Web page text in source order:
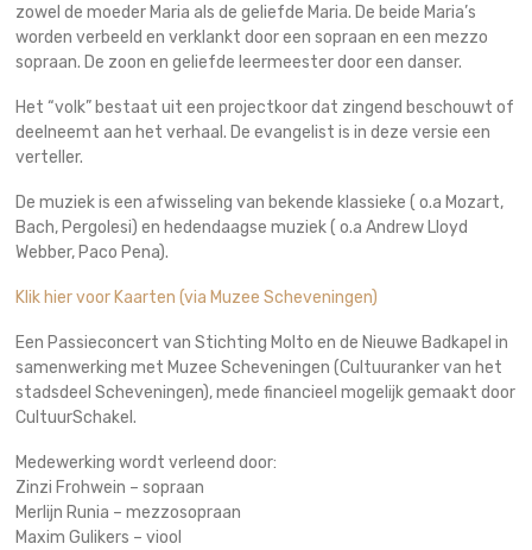
zowel de moeder Maria als de geliefde Maria. De beide Maria’s
worden verbeeld en verklankt door een sopraan en een mezzo
sopraan. De zoon en geliefde leermeester door een danser.
Het “volk” bestaat uit een projectkoor dat zingend beschouwt of
deelneemt aan het verhaal. De evangelist is in deze versie een
verteller.
De muziek is een afwisseling van bekende klassieke ( o.a Mozart,
Bach, Pergolesi) en hedendaagse muziek ( o.a Andrew Lloyd
Webber, Paco Pena).
Klik hier voor Kaarten (via Muzee Scheveningen)
Een Passieconcert van Stichting Molto en de Nieuwe Badkapel in
samenwerking met Muzee Scheveningen (Cultuuranker van het
stadsdeel Scheveningen), mede financieel mogelijk gemaakt door
CultuurSchakel.
Medewerking wordt verleend door:
Zinzi Frohwein – sopraan
Merlijn Runia – mezzosopraan
Maxim Gulikers – viool